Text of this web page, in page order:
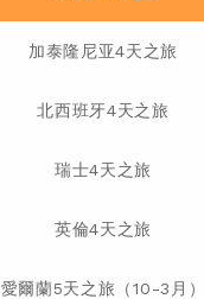
加泰隆尼亚4天之旅
北西班牙4天之旅
瑞士4天之旅
英倫4天之旅
愛爾蘭5天之旅（10-3月）